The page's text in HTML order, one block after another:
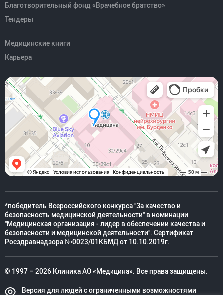
Благотворительный фонд «Врачебное братство»
Тендеры
Медицинские книги
Карьера
*победитель Всероссийского конкурса "За качество и
безопасность медицинской деятельности" в номинации
"Медицинская организация - лидер в обеспечении качества и
безопасности и медицинской деятельности". Сертификат
Росздравнадзора №0023/01КБМД от 10.10.2019г.
© 1997 – 2026 Клиника АО «Медицина». Все права защищены.
Версия для людей с ограниченными возможностями